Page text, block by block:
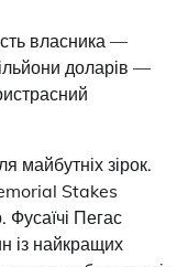
власника —
доларів —
майбутніх зірок.
Stakes
Пегас
із найкращих